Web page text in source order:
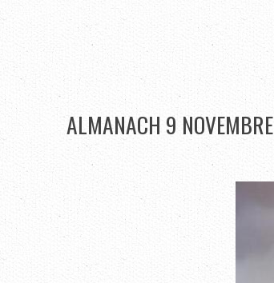
ALMANACH 9 NOVEMBRE